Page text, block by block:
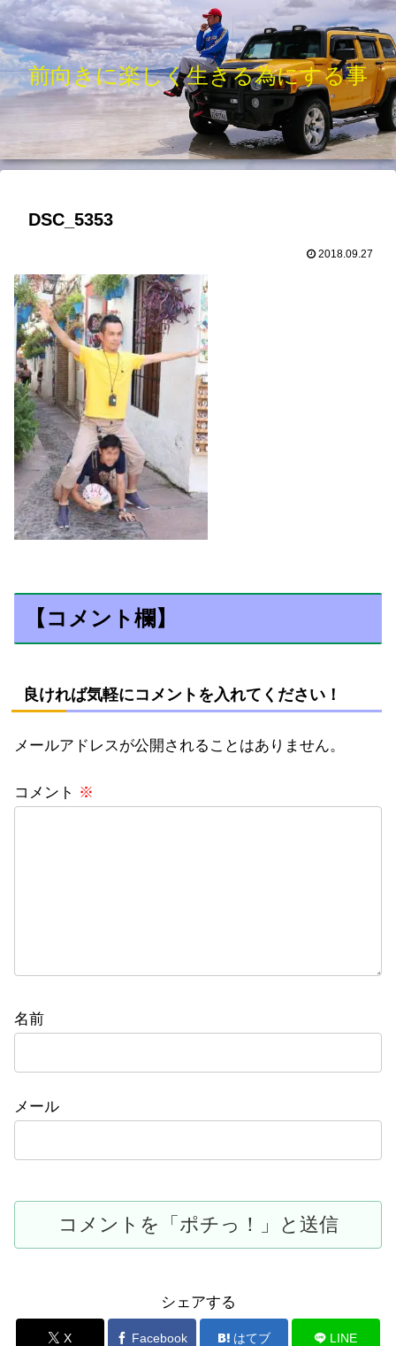
前向きに楽しく生きる為にする事
DSC_5353
2018.09.27
【コメント欄】
良ければ気軽にコメントを入れてください！
メールアドレスが公開されることはありません。
コメント ※
名前
メール
シェアする
X Facebook はてブ LINE